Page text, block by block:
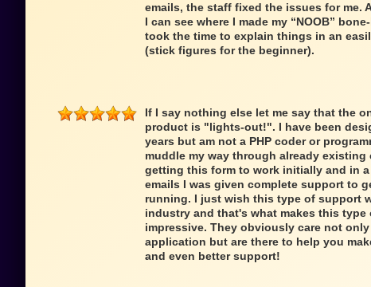
emails, the staff fixed the issues for me.
I can see where I made my “NOOB”
took the time to explain things in an
(stick figures for the beginner).
If I say nothing else let me say that the
product is "lights-out!". I have been
years but am not a PHP coder or
muddle my way through already existing
getting this form to work initially and in
emails I was given complete support to
running. I just wish this type of support
industry and that's what makes this type
impressive. They obviously care not
application but are there to help you
and even better support!